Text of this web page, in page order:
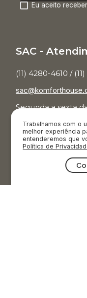
Trabalhamos com o
melhor experiência
entenderemos que
Política de
Eu aceito
SAC -
(11) 4280-4610 /
Segunda a sexta
Televendas
(11) 3854-7001
Segunda a